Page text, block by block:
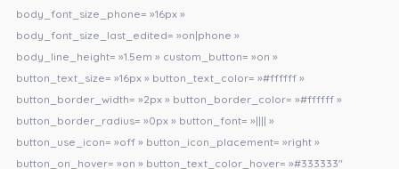
body_font_size_phone= »16px »
body_font_size_last_edited= »on|phone »
body_line_height= »1.5em » custom_button= »on »
button_text_size= »16px » button_text_color= »#ffffff »
button_border_width= »2px » button_border_color= »#ffffff »
button_border_radius= »0px » button_font= »|||| »
button_use_icon= »off » button_icon_placement= »right »
button_on_hover= »on » button_text_color_hover= »#333333″